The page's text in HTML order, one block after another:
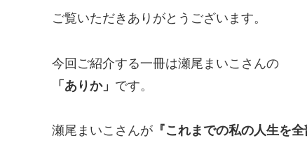
ご覧いただきありがとうございます。
今回ご紹介する一冊は瀬尾まいこさんの
「ありか」 です。
瀬尾まいこさんが 『これまでの私の人生を